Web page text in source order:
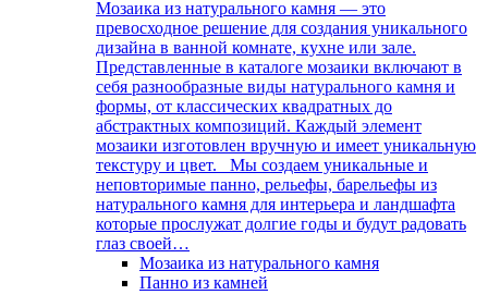
Мозаика из натурального камня — это
превосходное решение для создания уникального
дизайна в ванной комнате, кухне или зале.
Представленные в каталоге мозаики включают в
себя разнообразные виды натурального камня и
формы, от классических квадратных до
абстрактных композиций. Каждый элемент
мозаики изготовлен вручную и имеет уникальную
текстуру и цвет. Мы создаем уникальные и
неповторимые панно, рельефы, барельефы из
натурального камня для интерьера и ландшафта
которые прослужат долгие годы и будут радовать
глаз своей…
Мозаика из натурального камня
Панно из камней